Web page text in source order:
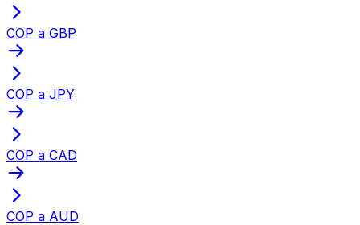
COP a GBP
COP a JPY
COP a CAD
COP a AUD